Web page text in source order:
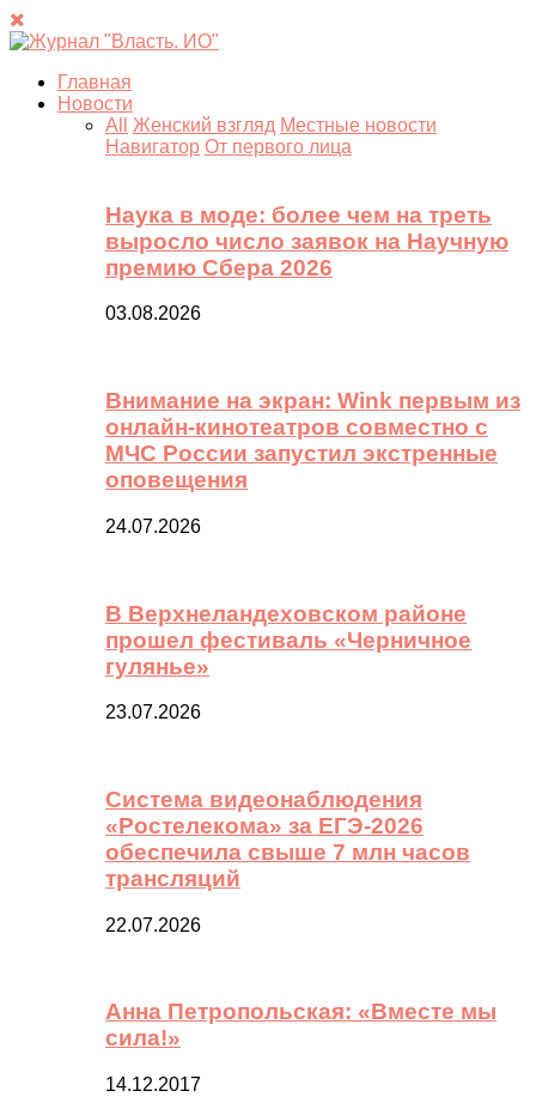
Главная
Новости
All
Женский взгляд Местные новости
Навигатор От первого лица
Наука в моде: более чем на треть
выросло число заявок на Научную
премию Сбера 2026
03.08.2026
Внимание на экран: Wink первым из
онлайн-кинотеатров совместно с
МЧС России запустил экстренные
оповещения
24.07.2026
В Верхнеландеховском районе
прошел фестиваль «Черничное
гулянье»
23.07.2026
Система видеонаблюдения
«Ростелекома» за ЕГЭ-2026
обеспечила свыше 7 млн часов
трансляций
22.07.2026
Анна Петропольская: «Вместе мы
сила!»
14.12.2017